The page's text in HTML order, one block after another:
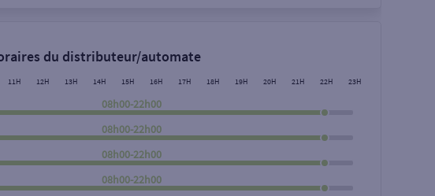
de monnaie €
Rechercher
du distributeur/automate
11H 12H 13H 14H 15H 16H 17H 18H 19H 20H 21H 22H 23H
08h00-22h00
08h00-22h00
08h00-22h00
08h00-22h00